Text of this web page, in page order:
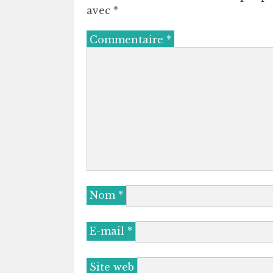
avec *
Commentaire *
Nom *
E-mail *
Site web